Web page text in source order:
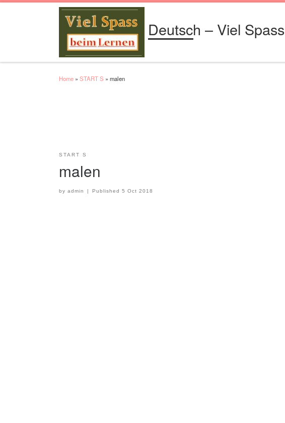
Deutsch – Viel Spass
Home » START S » malen
START S
malen
by admin | Published5 Oct 2018